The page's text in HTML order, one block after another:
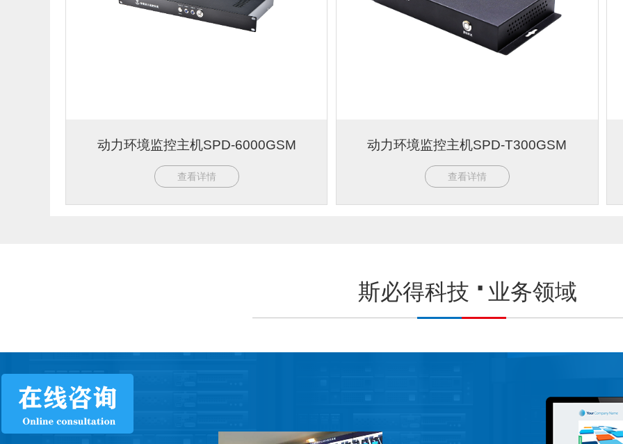
动力环境监控主机SPD-6000GSM
查看详情
动力环境监控主机SPD-T300GSM
查看详情
斯必得科技 业务领域